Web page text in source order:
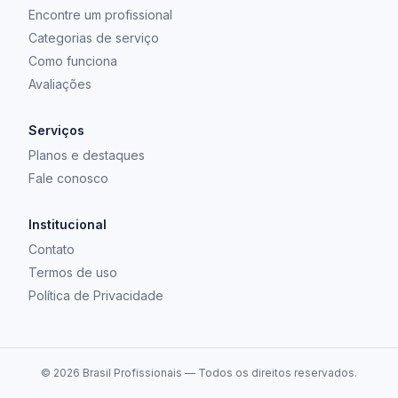
Encontre um profissional
Categorias de serviço
Como funciona
Avaliações
Serviços
Planos e destaques
Fale conosco
Institucional
Contato
Termos de uso
Política de Privacidade
© 2026 Brasil Profissionais — Todos os direitos reservados.